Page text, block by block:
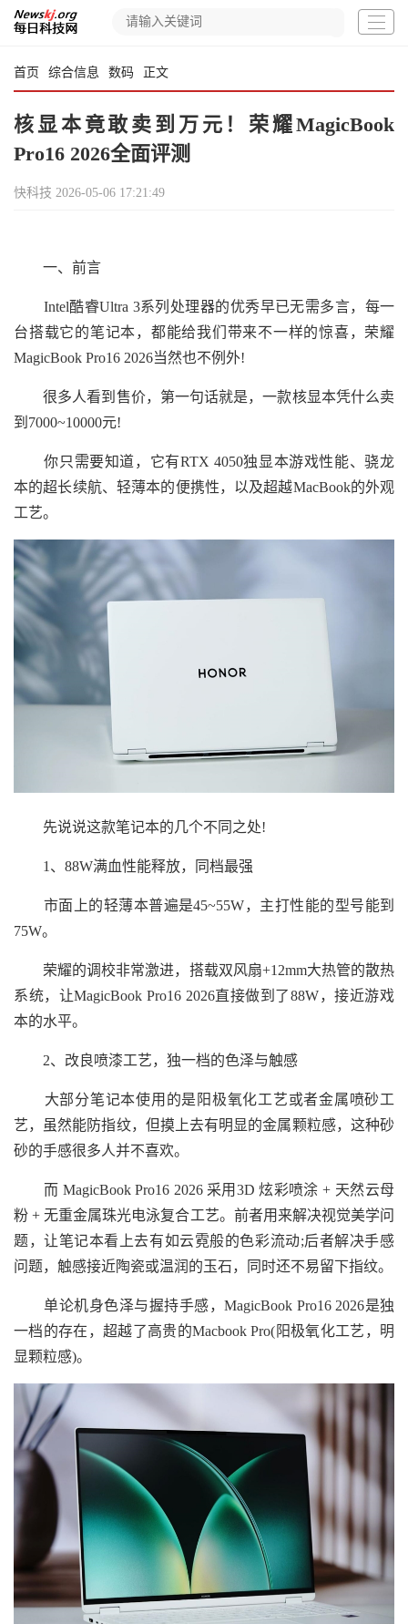
首页 综合信息 数码 正文
核显本竟敢卖到万元！荣耀MagicBook
Pro16 2026全面评测
快科技 2026-05-06 17:21:49
一、前言
Intel酷睿Ultra 3系列处理器的优秀早已无需多言，每一
台搭载它的笔记本，都能给我们带来不一样的惊喜，荣耀
MagicBook Pro16 2026当然也不例外!
很多人看到售价，第一句话就是，一款核显本凭什么卖
到7000~10000元!
你只需要知道，它有RTX 4050独显本游戏性能、骁龙
本的超长续航、轻薄本的便携性，以及超越MacBook的外观
工艺。
先说说这款笔记本的几个不同之处!
1、88W满血性能释放，同档最强
市面上的轻薄本普遍是45~55W，主打性能的型号能到
75W。
荣耀的调校非常激进，搭载双风扇+12mm大热管的散热
系统，让MagicBook Pro16 2026直接做到了88W，接近游戏
本的水平。
2、改良喷漆工艺，独一档的色泽与触感
大部分笔记本使用的是阳极氧化工艺或者金属喷砂工
艺，虽然能防指纹，但摸上去有明显的金属颗粒感，这种砂
砂的手感很多人并不喜欢。
而 MagicBook Pro16 2026 采用3D 炫彩喷涂 + 天然云母
粉 + 无重金属珠光电泳复合工艺。前者用来解决视觉美学问
题，让笔记本看上去有如云霓般的色彩流动;后者解决手感
问题，触感接近陶瓷或温润的玉石，同时还不易留下指纹。
单论机身色泽与握持手感，MagicBook Pro16 2026是独
一档的存在，超越了高贵的Macbook Pro(阳极氧化工艺，明
显颗粒感)。